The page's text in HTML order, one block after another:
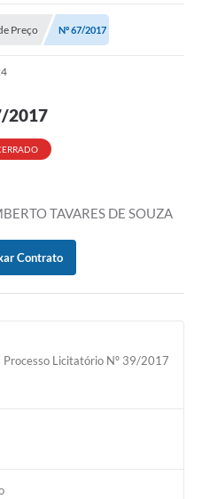
Preço Nº 67/2017
2017
TAVARES DE SOUZA
Contrato
Licitatório Nº 39/2017